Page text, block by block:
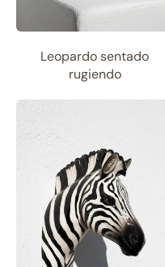
Leopardo sentado
rugiendo